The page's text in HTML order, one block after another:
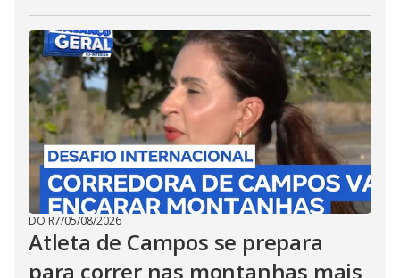
DO R7/05/08/2026
Atleta de Campos se prepara
para correr nas montanhas mais